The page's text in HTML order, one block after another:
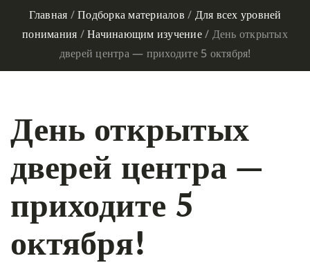
Главная /Подборка материалов / Для всех уровней
понимания /Начинающим изучение/ День открытых
дверей центра — приходите 5 октября!
День открытых
дверей центра —
приходите 5
октября!